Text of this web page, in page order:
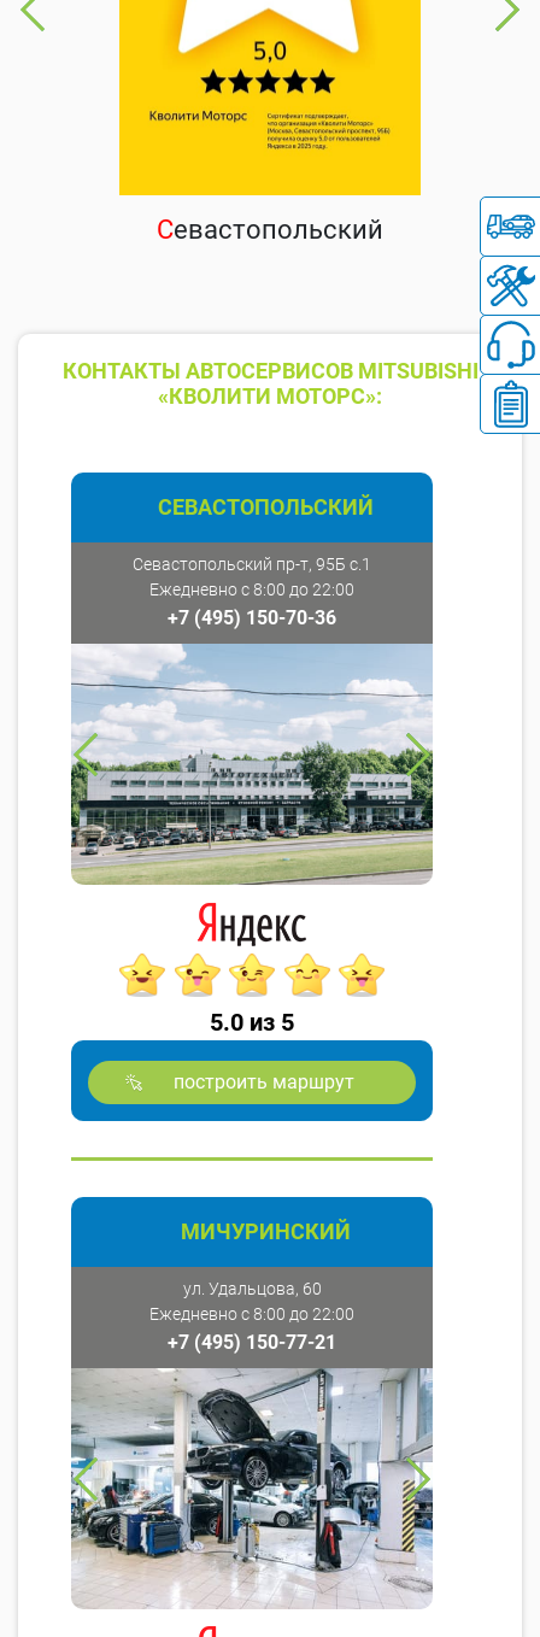
Севастопольский
КОНТАКТЫ АВТОСЕРВИСОВ MITSUBISHI
«КВОЛИТИ МОТОРС»:
СЕВАСТОПОЛЬСКИЙ
Севастопольский пр-т, 95Б с.1
Ежедневно с 8:00 до 22:00
+7 (495) 150-70-36
5.0 из 5
построить маршрут
МИЧУРИНСКИЙ
ул. Удальцова, 60
Ежедневно с 8:00 до 22:00
+7 (495) 150-77-21